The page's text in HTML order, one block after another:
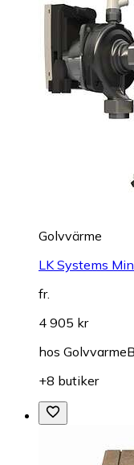
Golvvärme
LK Systems
fr.
4 905 kr
hos
+8 butiker